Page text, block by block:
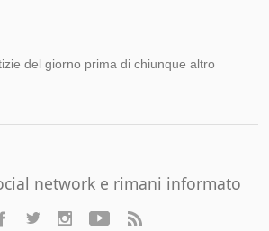
del giorno prima di chiunque altro
network e rimani informato